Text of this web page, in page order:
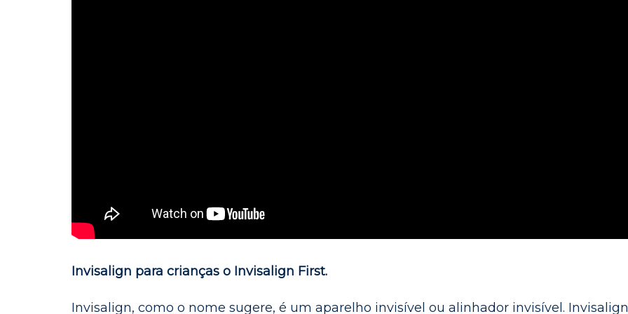
Invisalign para crianças o Invisalign First.
Invisalign, como o nome sugere, é um aparelho invisível ou alinhador invisível.